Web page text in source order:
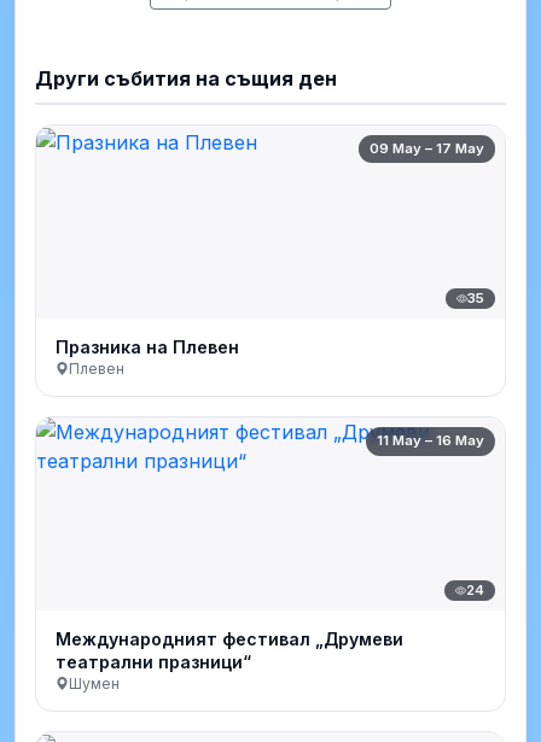
Други събития на същия ден
09 May – 17 May
35
Празника на Плевен
Плевен
11 May – 16 May
24
Международният фестивал „Друмеви
театрални празници“
Шумен